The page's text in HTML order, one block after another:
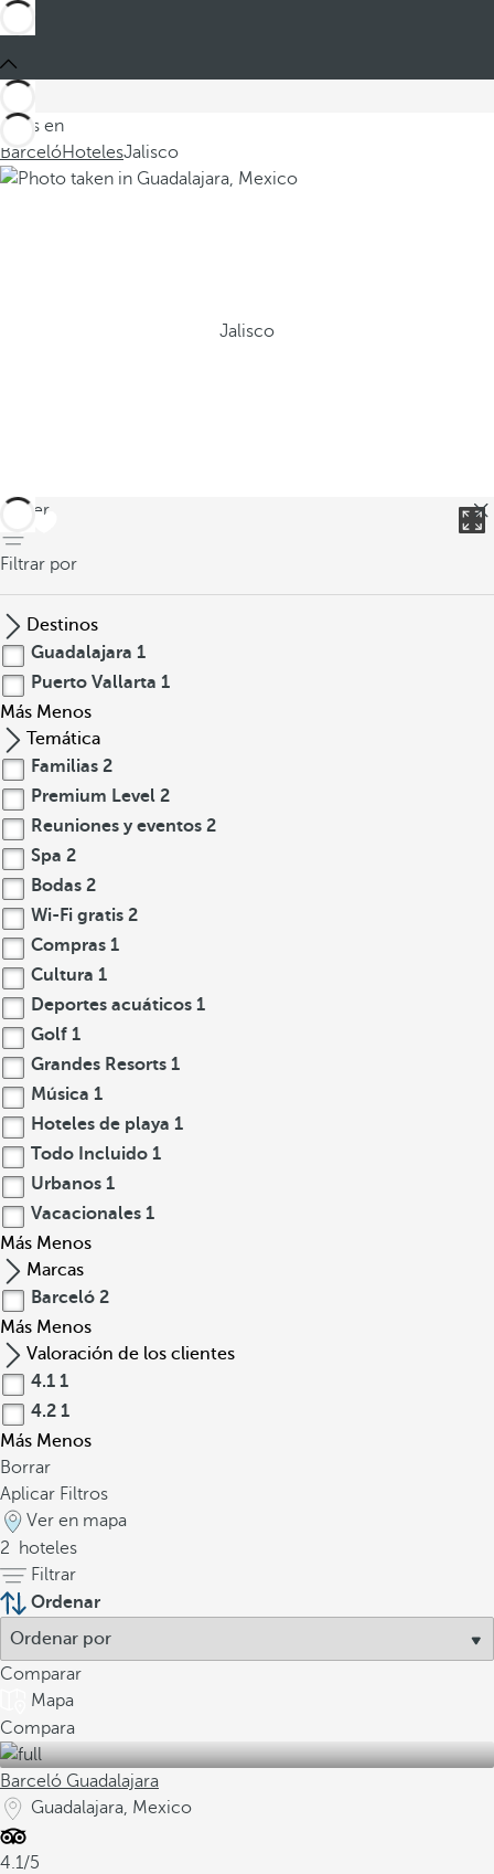
Estás en
BarcelóHotelesJalisco
Jalisco
volver
Filtrar por
Destinos
Guadalajara 1
Puerto Vallarta 1
Más Menos
Temática
Familias 2
Premium Level 2
Reuniones y eventos 2
Spa 2
Bodas 2
Wi-Fi gratis 2
Compras 1
Cultura 1
Deportes acuáticos 1
Golf 1
Grandes Resorts 1
Música 1
Hoteles de playa 1
Todo Incluido 1
Urbanos 1
Vacacionales 1
Más Menos
Marcas
Barceló 2
Más Menos
Valoración de los clientes
4.1 1
4.2 1
Más Menos
Borrar
Aplicar Filtros
Ver en mapa
2
hoteles
Filtrar
Ordenar
Comparar
Mapa
Compara
Barceló Guadalajara
Guadalajara, Mexico
4.1/5